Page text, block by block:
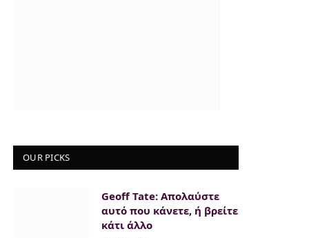
OUR PICKS
Geoff Tate: Απολαύστε
αυτό που κάνετε, ή βρείτε
κάτι άλλο